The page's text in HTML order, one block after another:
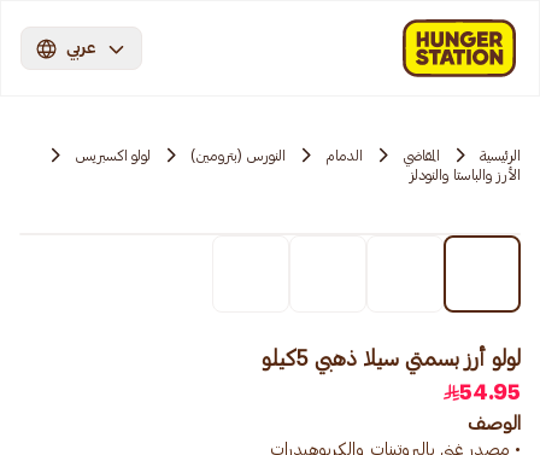
عربي
الرئيسية المقاضي الدمام النورس (بترومين)
لولو اكسبريس
الأرز والباستا والنودلز
لولو أرز بسمتي سيلا ذهبي 5كيلو
54.95
الوصف